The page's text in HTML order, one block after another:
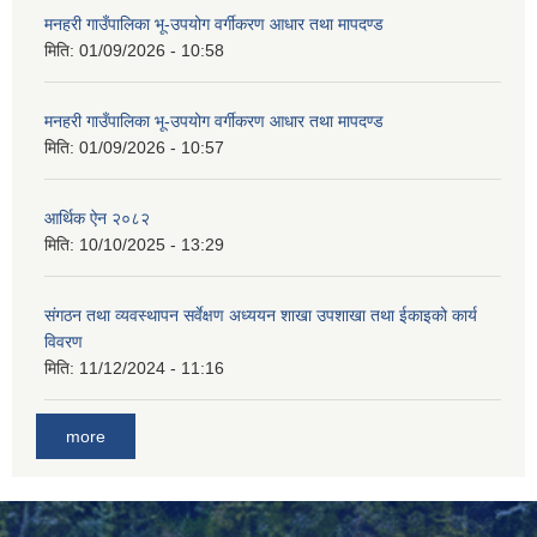
मनहरी गाउँपालिका भू-उपयोग वर्गीकरण आधार तथा मापदण्ड
मिति: 01/09/2026 - 10:58
मनहरी गाउँपालिका भू-उपयोग वर्गीकरण आधार तथा मापदण्ड
मिति: 01/09/2026 - 10:57
आर्थिक ऐन २०८२
मिति: 10/10/2025 - 13:29
संगठन तथा व्यवस्थापन सर्वेक्षण अध्ययन शाखा उपशाखा तथा ईकाइको कार्य
विवरण
मिति: 11/12/2024 - 11:16
more